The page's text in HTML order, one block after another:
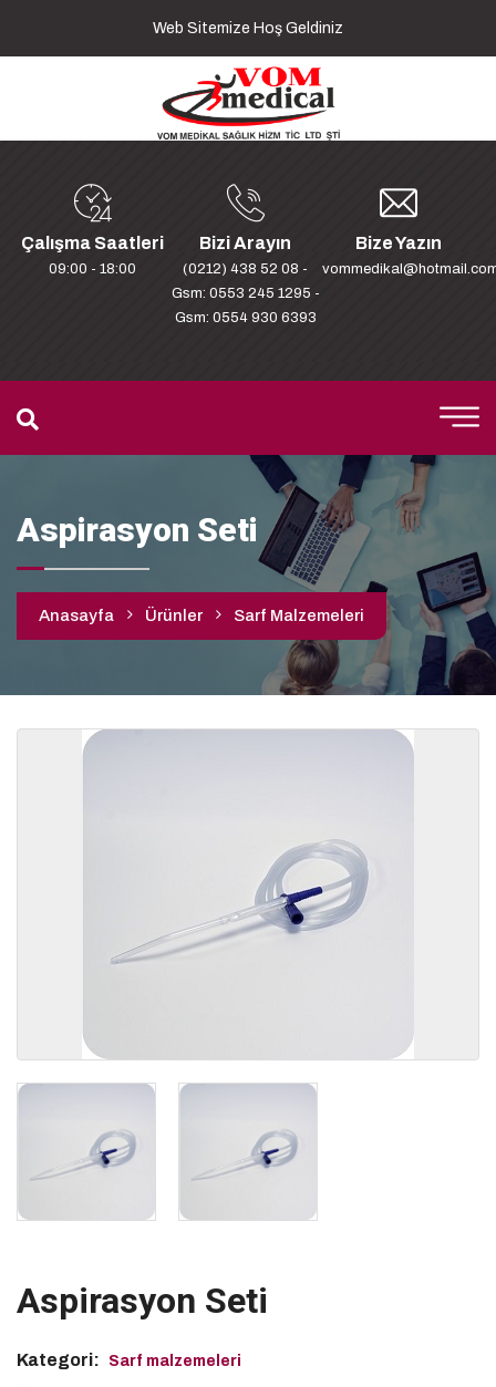
Web Sitemize Hoş Geldiniz
Çalışma Saatleri
09:00 - 18:00
Bizi Arayın
(0212) 438 52 08 -
Gsm: 0553 245 1295 -
Gsm: 0554 930 6393
Bize Yazın
Aspirasyon Seti
Anasayfa Ürünler Sarf Malzemeleri
Aspirasyon Seti
Kategori: Sarf malzemeleri